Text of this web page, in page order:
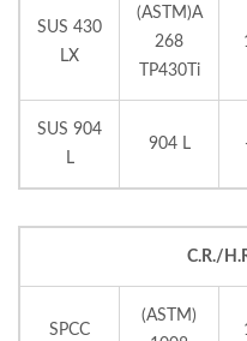
SUS 430
LX
(ASTM)A
268
TP430Ti
SUS 904
L
904 L
C.R./
SPCC
(ASTM)